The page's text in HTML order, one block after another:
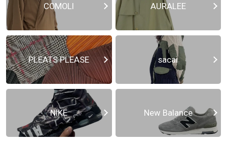
COMOLI AURALEE
PLEATS PLEASE sacai
NIKE New Balance